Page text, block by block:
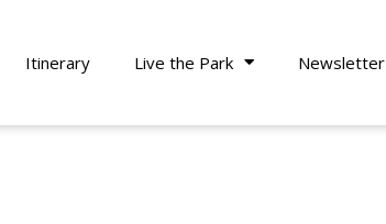
Itinerary Live the Park Newsletter